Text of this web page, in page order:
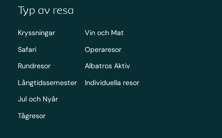
Typ av resa
Kryssningar
Safari
Rundresor
Långtidssemester
Jul och Nyår
Tågresor
Vin och Mat
Operaresor
Albatros Aktiv
Individuella resor